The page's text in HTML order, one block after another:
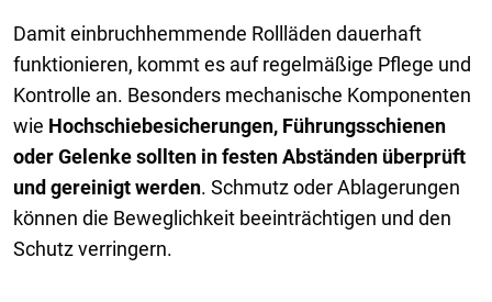
Damit einbruchhemmende Rollläden dauerhaft
funktionieren, kommt es auf regelmäßige Pflege und
Kontrolle an. Besonders mechanische Komponenten
wie Hochschiebesicherungen, Führungsschienen
oder Gelenke sollten in festen Abständen überprüft
und gereinigt werden. Schmutz oder Ablagerungen
können die Beweglichkeit beeinträchtigen und den
Schutz verringern.